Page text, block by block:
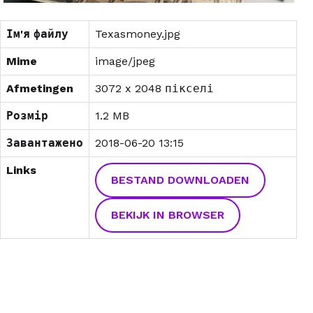
Ім'я файлу Texasmoney.jpg
Mime image/jpeg
Afmetingen 3072 x 2048 пікселі
Розмір 1.2 MB
Завантажено 2018-06-20 13:15
Links
BESTAND DOWNLOADEN
BEKIJK IN BROWSER